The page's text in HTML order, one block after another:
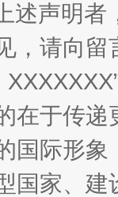
述声明
，请向
在于传
国际形
国家、